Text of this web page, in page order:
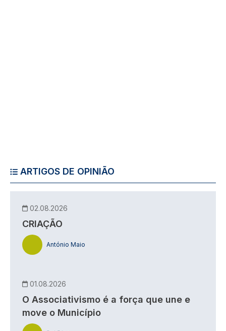
ARTIGOS DE OPINIÃO
02.08.2026
CRIAÇÃO
António Maio
01.08.2026
O Associativismo é a força que une e
move o Município